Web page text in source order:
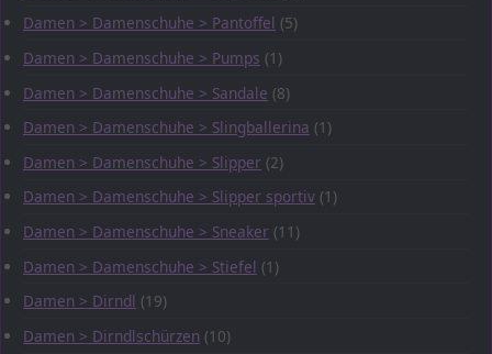
Damen > Damenschuhe > Pantoffel (5)
Damen > Damenschuhe > Pumps (1)
Damen > Damenschuhe > Sandale (8)
Damen > Damenschuhe > Slingballerina (1)
Damen > Damenschuhe > Slipper (2)
Damen > Damenschuhe > Slipper sportiv (1)
Damen > Damenschuhe > Sneaker (11)
Damen > Damenschuhe > Stiefel (1)
Damen > Dirndl (19)
Damen > Dirndlschürzen (10)